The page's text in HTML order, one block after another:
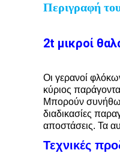
Περιγραφή
2t μικροί
Οι γερανοί
κύριος
Μπορούν
διαδικασίες
αποστάσεις. Τα
Τεχνικές